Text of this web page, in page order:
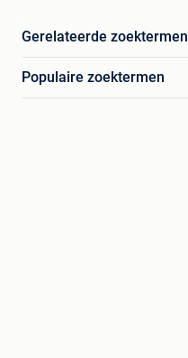
Gerelateerde zoektermen
Populaire zoektermen